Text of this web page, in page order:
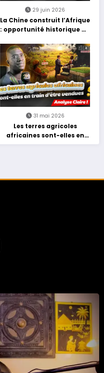
29 juin 2026
La Chine construit l’Afrique
: opportunité historique ou
31 mai 2026
Les terres agricoles
africaines sont-elles en
train d’être vendues ?